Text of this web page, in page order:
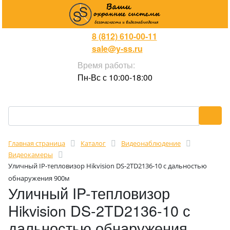
8 (812) 610-00-11
sale@y-ss.ru
Время работы:
Пн-Вс с 10:00-18:00
Главная страница Каталог
Видеонаблюдение
Видеокамеры
Уличный IP-тепловизор Hikvision DS-2TD2136-10 с дальностью
обнаружения 900м
Уличный IP-тепловизор
Hikvision DS-2TD2136-10 с